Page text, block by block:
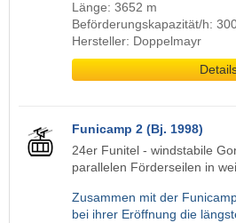
Länge: 3652 m
Beförderungskapazität/h:
Hersteller: Doppelmayr
Funicamp 2 (Bj. 1998)
24er Funitel - windstabile
parallelen Förderseilen in
Zusammen mit der
bei ihrer Eröffnung die